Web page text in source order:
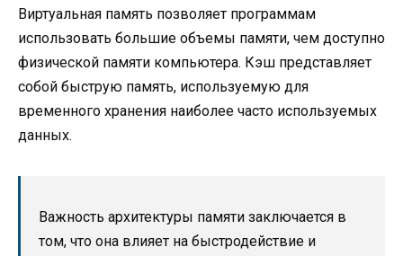
Виртуальная память позволяет программам
использовать большие объемы памяти, чем доступно
физической памяти компьютера. Кэш представляет
собой быструю память, используемую для
временного хранения наиболее часто используемых
данных.
Важность архитектуры памяти заключается в
том, что она влияет на быстродействие и